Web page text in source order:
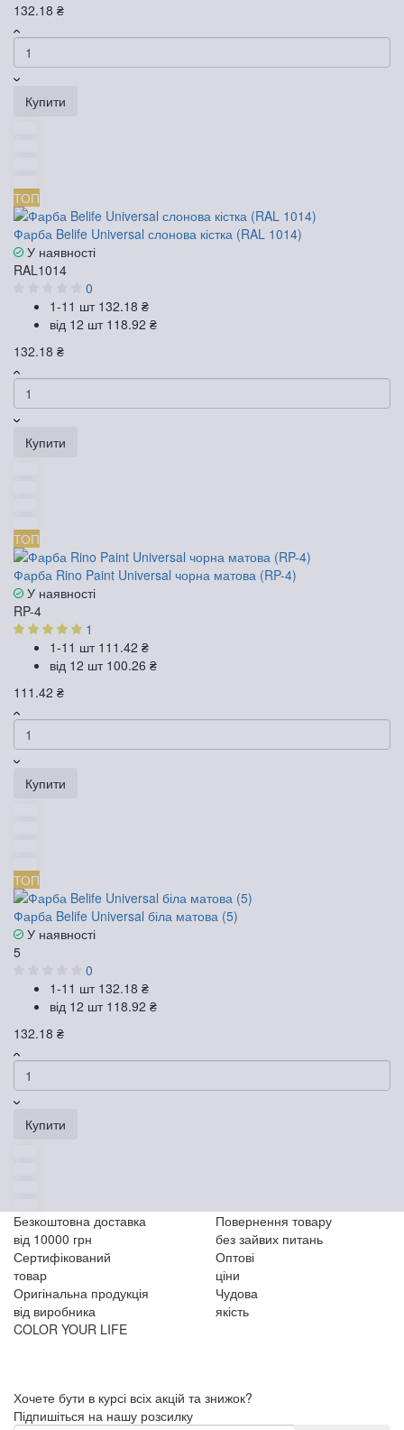
132.18 ₴
Купити
ТОП
Фарба Belife Universal слонова кістка (RAL 1014)
У наявності
RAL1014
0
1-11 шт 132.18 ₴
від 12 шт 118.92 ₴
132.18 ₴
Купити
ТОП
Фарба Rino Paint Universal чорна матова (RP-4)
У наявності
RP-4
1
1-11 шт 111.42 ₴
від 12 шт 100.26 ₴
111.42 ₴
Купити
ТОП
Фарба Belife Universal біла матова (5)
У наявності
5
0
1-11 шт 132.18 ₴
від 12 шт 118.92 ₴
132.18 ₴
Купити
Безкоштовна доставка
від 10000 грн
Повернення товару
без зайвих питань
Сертифікований
товар
Оптові
ціни
Оригінальна продукція
від виробника
Чудова
якість
COLOR YOUR LIFE
Хочете бути в курсі всіх акцій та знижок?
Підпишіться на нашу розсилку